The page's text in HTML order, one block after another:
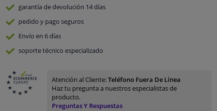
garantía de devolución 14 días
pedido y pago seguros
Envío en 6 días
soporte técnico especializado
Atención al Cliente:Teléfono Fuera De Línea
Haz tu pregunta a nuestros especialistas de
producto.
Preguntas Y Respuestas